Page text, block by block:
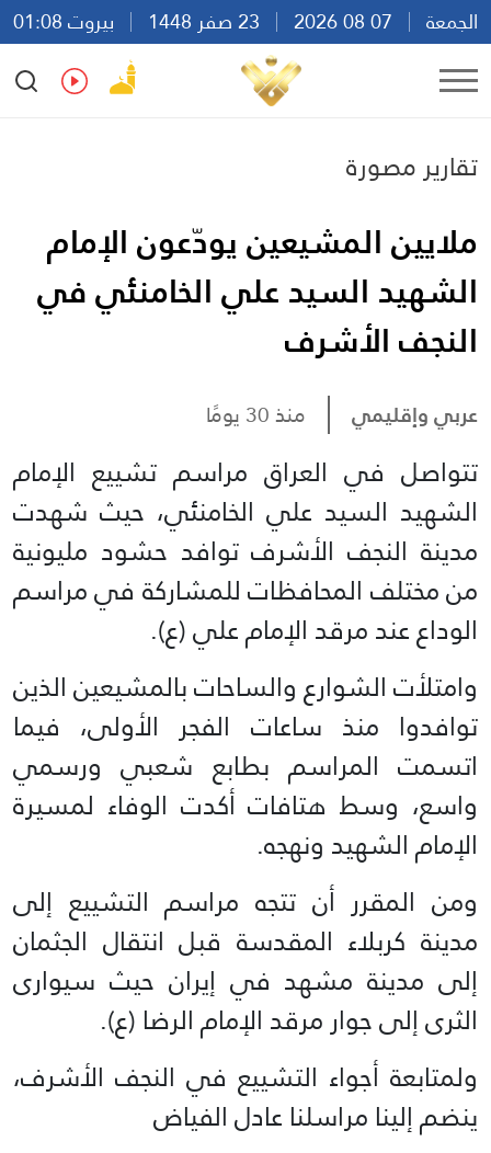
الجمعة
بيروت 01:08
Ar
En Fr Es
تقارير مصورة
ملايين المشيعين يودّعون الإمام
الشهيد السيد علي الخامنئي في
النجف الأشرف
عربي وإقليمي منذ 30 يومًا
تتواصل في العراق مراسم تشييع الإمام
الشهيد السيد علي الخامنئي، حيث شهدت
مدينة النجف الأشرف توافد حشود مليونية
من مختلف المحافظات للمشاركة في مراسم
الوداع عند مرقد الإمام علي (ع).
وامتلأت الشوارع والساحات بالمشيعين الذين
توافدوا منذ ساعات الفجر الأولى، فيما
اتسمت المراسم بطابع شعبي ورسمي
واسع، وسط هتافات أكدت الوفاء لمسيرة
الإمام الشهيد ونهجه.
ومن المقرر أن تتجه مراسم التشييع إلى
مدينة كربلاء المقدسة قبل انتقال الجثمان
إلى مدينة مشهد في إيران حيث سيوارى
الثرى إلى جوار مرقد الإمام الرضا (ع).
ولمتابعة أجواء التشييع في النجف الأشرف،
ينضم إلينا مراسلنا عادل الفياض